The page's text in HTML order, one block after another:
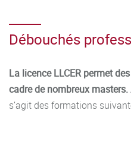
Débouchés
La licence LLCER permet
cadre de nombreux masters.
s’agit des formations